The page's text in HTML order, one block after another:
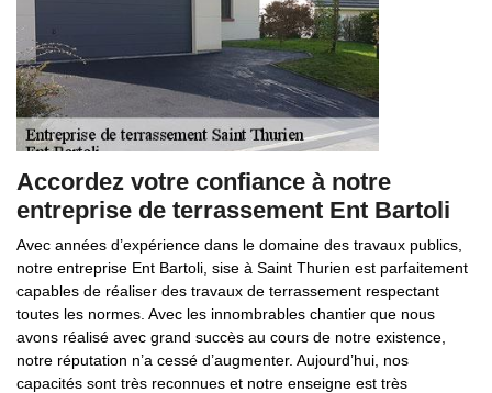
Accordez votre confiance à notre
entreprise de terrassement Ent Bartoli
Avec années d’expérience dans le domaine des travaux publics,
notre entreprise Ent Bartoli, sise à Saint Thurien est parfaitement
capables de réaliser des travaux de terrassement respectant
toutes les normes. Avec les innombrables chantier que nous
avons réalisé avec grand succès au cours de notre existence,
notre réputation n’a cessé d’augmenter. Aujourd’hui, nos
capacités sont très reconnues et notre enseigne est très